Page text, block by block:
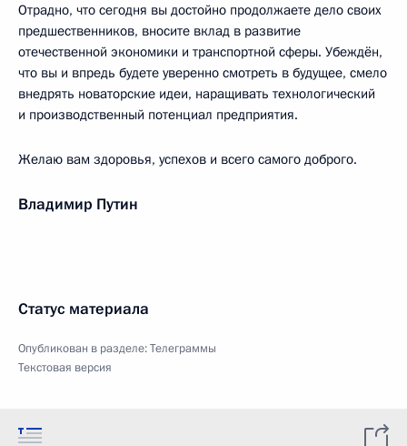
Отрадно, что сегодня вы достойно продолжаете дело своих
предшественников, вносите вклад в развитие
отечественной экономики и транспортной сферы. Убеждён,
что вы и впредь будете уверенно смотреть в будущее, смело
внедрять новаторские идеи, наращивать технологический
и производственный потенциал предприятия.
Желаю вам здоровья, успехов и всего самого доброго.
Владимир Путин
Статус материала
Опубликован в разделе:Телеграммы
Текстовая версия